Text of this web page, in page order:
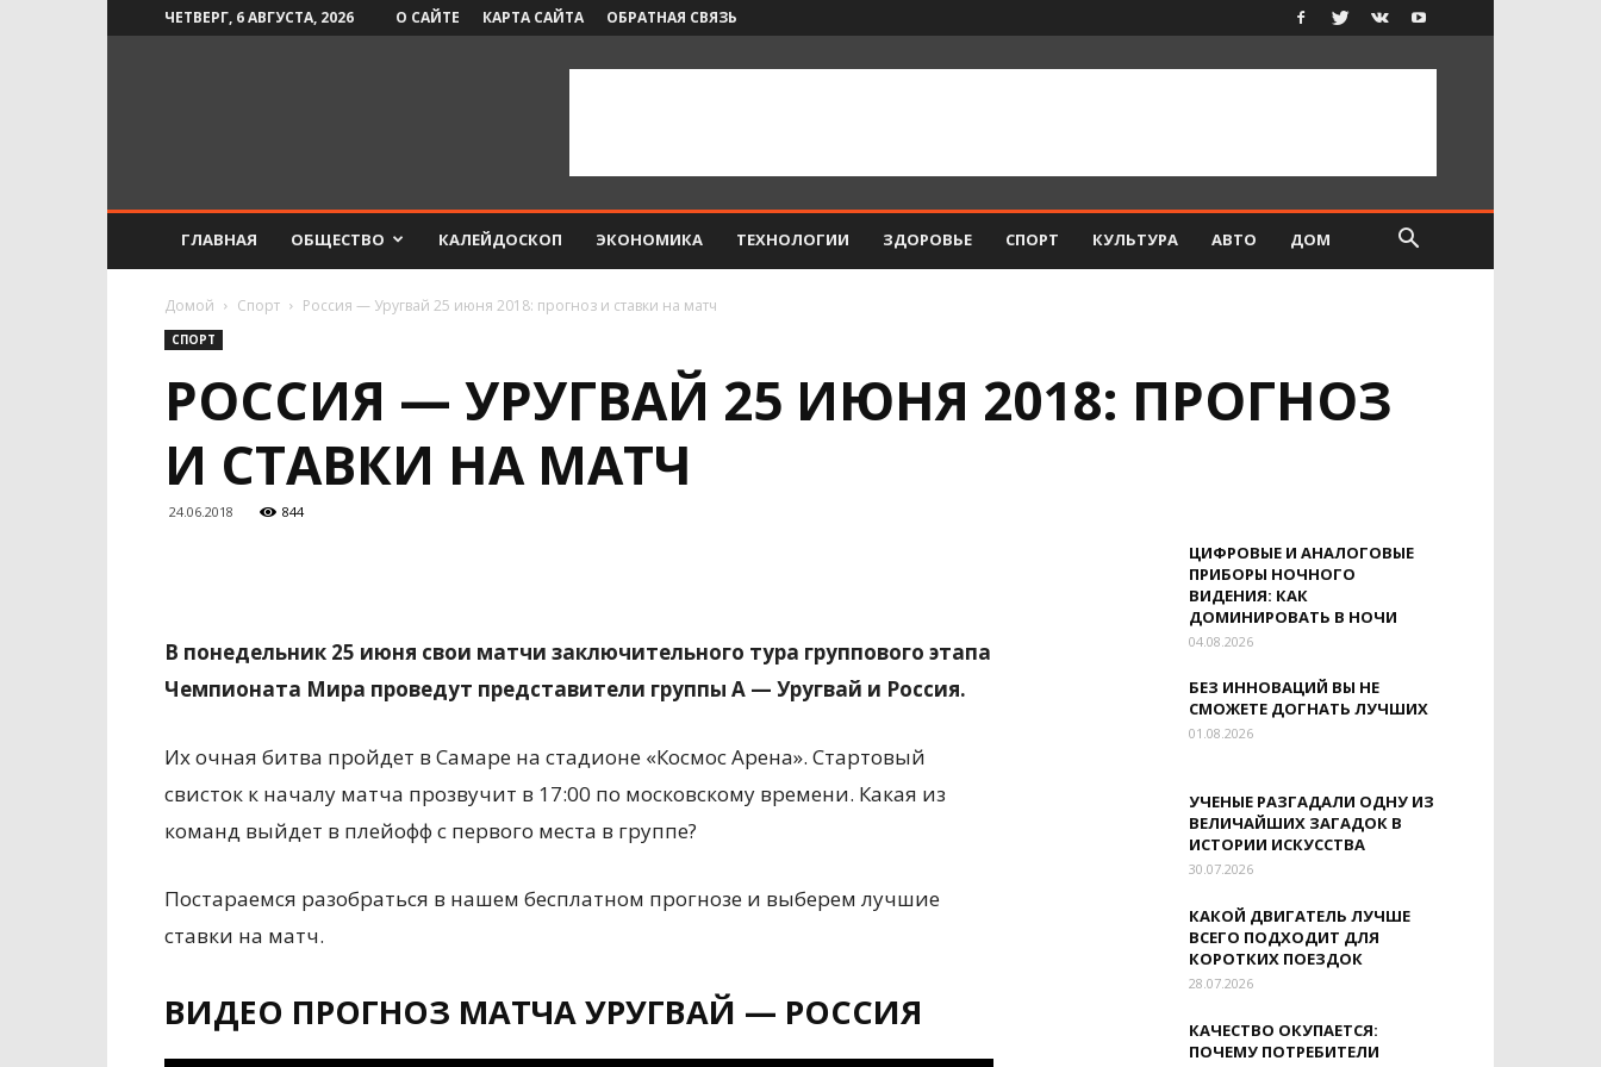
ЧЕТВЕРГ, 6 АВГУСТА, 2026 О САЙТЕ КАРТА САЙТА ОБРАТНАЯ СВЯЗЬ
ГЛАВНАЯ ОБЩЕСТВО КАЛЕЙДОСКОП ЭКОНОМИКА ТЕХНОЛОГИИ ЗДОРОВЬЕ СПОРТ КУЛЬТУРА АВТО ДОМ
Домой Спорт Россия — Уругвай 25 июня 2018: прогноз и ставки на матч
СПОРТ
РОССИЯ — УРУГВАЙ 25 ИЮНЯ 2018: ПРОГНОЗ
И СТАВКИ НА МАТЧ
24.06.2018 844
В понедельник 25 июня свои матчи заключительного тура группового этапа
Чемпионата Мира проведут представители группы A — Уругвай и Россия.
Их очная битва пройдет в Самаре на стадионе «Космос Арена». Стартовый
свисток к началу матча прозвучит в 17:00 по московскому времени. Какая из
команд выйдет в плейофф с первого места в группе?
Постараемся разобраться в нашем бесплатном прогнозе и выберем лучшие
ставки на матч.
ВИДЕО ПРОГНОЗ МАТЧА УРУГВАЙ — РОССИЯ
ЦИФРОВЫЕ И АНАЛОГОВЫЕ
ПРИБОРЫ НОЧНОГО
ВИДЕНИЯ: КАК
ДОМИНИРОВАТЬ В НОЧИ
04.08.2026
БЕЗ ИННОВАЦИЙ ВЫ НЕ
СМОЖЕТЕ ДОГНАТЬ ЛУЧШИХ
01.08.2026
УЧЕНЫЕ РАЗГАДАЛИ ОДНУ ИЗ
ВЕЛИЧАЙШИХ ЗАГАДОК В
ИСТОРИИ ИСКУССТВА
30.07.2026
КАКОЙ ДВИГАТЕЛЬ ЛУЧШЕ
ВСЕГО ПОДХОДИТ ДЛЯ
КОРОТКИХ ПОЕЗДОК
28.07.2026
КАЧЕСТВО ОКУПАЕТСЯ:
ПОЧЕМУ ПОТРЕБИТЕЛИ